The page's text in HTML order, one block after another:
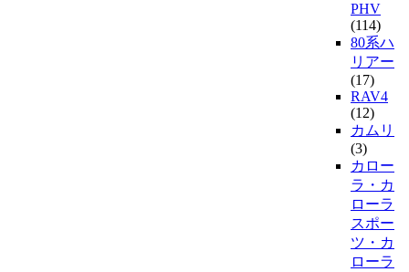
PHV
(114)
80系ハ
リアー
(17)
RAV4
(12)
カムリ
(3)
カロー
ラ・カ
ローラ
スポー
ツ・カ
ローラ